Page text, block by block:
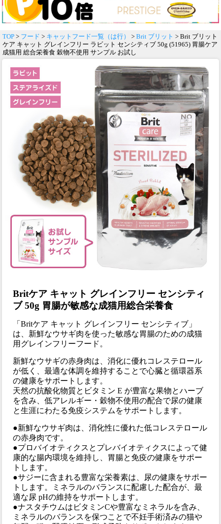
TOP > フード > キャットフード一覧（は行） > Brit ブリット > Brit ブリット
ケア キャット グレインフリー ラビット センシティブ 50g (51965) 胃腸ケア
成猫用 総合栄養食 穀物不使用 サンプル お試し
Britケア キャット グレインフリー センシティ
ブ 50g 胃腸が敏感な成猫用総合栄養食
「Britケア キャット グレインフリー センシティブ」
は、新鮮なウサギ肉を使った敏感な胃腸のための成猫
用グレインフリーフード。
新鮮なウサギの赤身肉は、消化に優れコレステロール
が低く、最適な体調を維持することで心臓と循環器系
の健康をサポートします。
天然の抗酸化物質とビタミン E が豊富な果物とハーブ
を含み、低アレルギー・穀物不使用の配合で尿の健康
と生涯にわたる免疫システムをサポートします。
●新鮮なウサギ肉は、消化性に優れた低コレステロール
の赤身肉です。
●プロバイオティクスとプレバイオティクスによって健
康的な腸内環境を維持し、胃腸と免疫の健康をサポー
トします。
●サジーに含まれる豊富な栄養素は、尿の健康をサポー
トします。ミネラルのバランスに配慮した配合が、最
適な尿 pHの維持をサポートします。
●ナスタチウムはビタミンCや豊富なミネラルを含み、
ミネラルのバランスを保つことで不妊手術済みの猫や